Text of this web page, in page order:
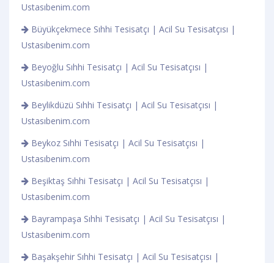
Ustasıbenim.com
Büyükçekmece Sıhhi Tesisatçı | Acil Su Tesisatçısı |
Ustasıbenim.com
Beyoğlu Sıhhi Tesisatçı | Acil Su Tesisatçısı |
Ustasıbenim.com
Beylikdüzü Sıhhi Tesisatçı | Acil Su Tesisatçısı |
Ustasıbenim.com
Beykoz Sıhhi Tesisatçı | Acil Su Tesisatçısı |
Ustasıbenim.com
Beşiktaş Sıhhi Tesisatçı | Acil Su Tesisatçısı |
Ustasıbenim.com
Bayrampaşa Sıhhi Tesisatçı | Acil Su Tesisatçısı |
Ustasıbenim.com
Başakşehir Sıhhi Tesisatçı | Acil Su Tesisatçısı |